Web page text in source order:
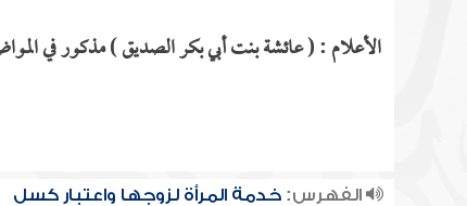
الأعلام : ( عائشة بنت أبي بكر الصديق ) مذكور في
الفهرس:خدمة المرأة لزوجها واعتبار كسل